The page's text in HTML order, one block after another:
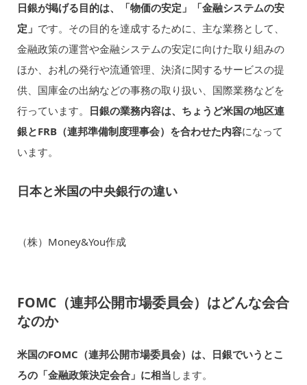
日銀が掲げる目的は、「物価の安定」「金融システムの安
定」 です。その目的を達成するために、主な業務として、
金融政策の運営や金融システムの安定に向けた取り組みの
ほか、お札の発行や流通管理、決済に関するサービスの提
供、国庫金の出納などの事務の取り扱い、国際業務などを
行っています。
日銀の業務内容は、ちょうど米国の地区連
銀とFRB（連邦準備制度理事会）を合わせた内容になって
います。
日本と米国の中央銀行の違い
（株）Money&You作成
FOMC（連邦公開市場委員会）はどんな会合
なのか
米国のFOMC（連邦公開市場委員会）は、日銀でいうとこ
ろの「金融政策決定会合」に相当 します。